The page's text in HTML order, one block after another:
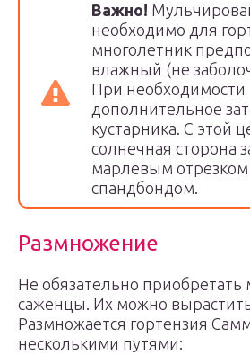
Важно!
необходимо для
многолетник
влажный (не
При необходимости
дополнительное
кустарника. С этой
солнечная сторона
марлевым
спандбондом.
Размножение
Не обязательно
саженцы. Их можно
Размножается гортензия
несколькими путями: